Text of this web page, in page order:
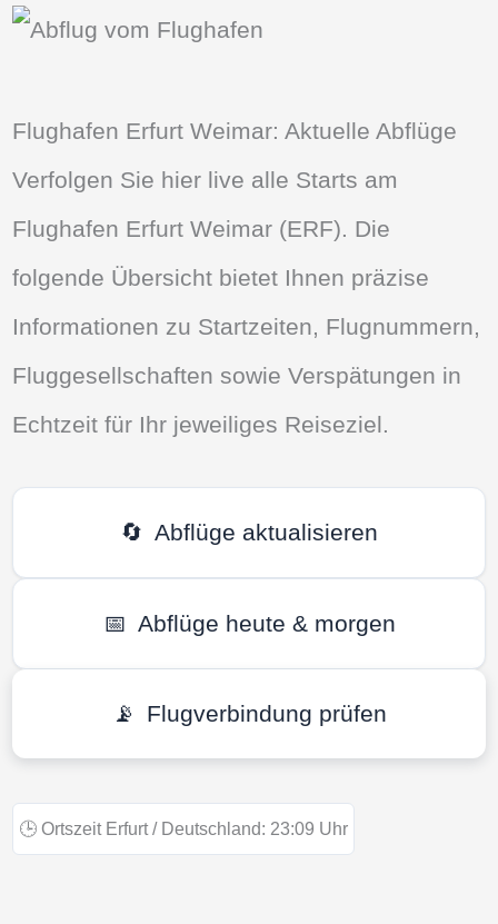
Flughafen Erfurt Weimar: Aktuelle Abflüge
Verfolgen Sie hier live alle Starts am
Flughafen Erfurt Weimar (ERF). Die
folgende Übersicht bietet Ihnen präzise
Informationen zu Startzeiten, Flugnummern,
Fluggesellschaften sowie Verspätungen in
Echtzeit für Ihr jeweiliges Reiseziel.
🔄 Abflüge aktualisieren
📅 Abflüge heute & morgen
📡 Flugverbindung prüfen
🕒 Ortszeit Erfurt / Deutschland: 23:09 Uhr